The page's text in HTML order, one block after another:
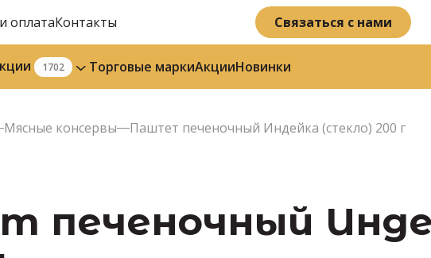
оплатаКонтакты Связаться с нами
1702 Торговые маркиАкцииНовинки
Мясные консервы Паштет печеночный Индейка (стекло) 200 г
печеночный